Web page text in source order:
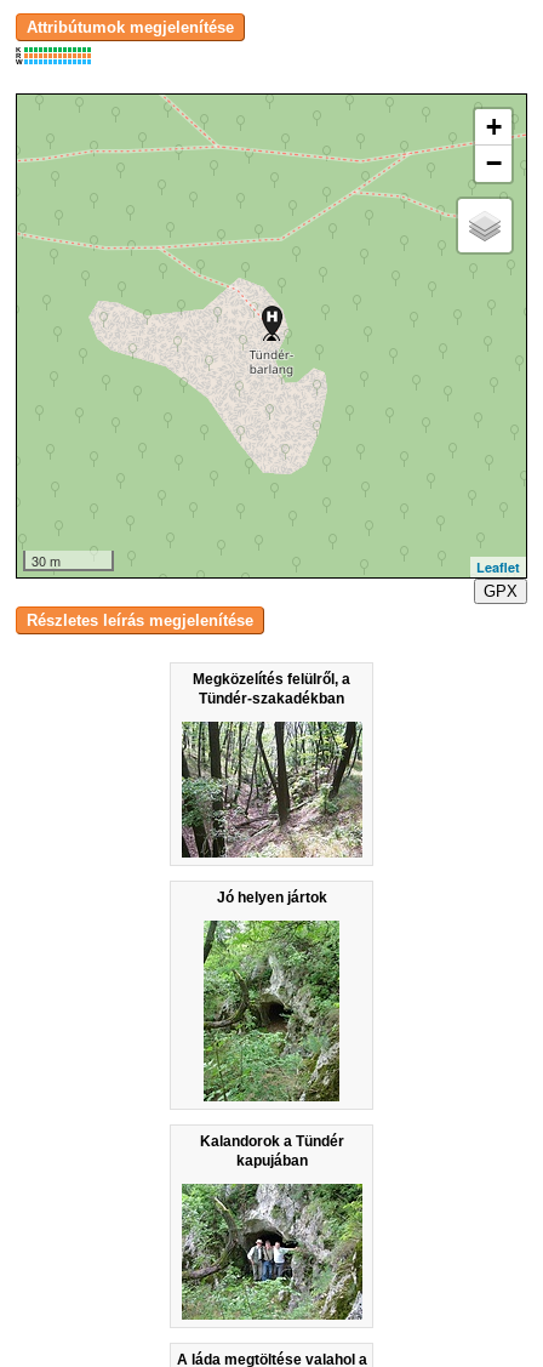
Megközelítés felülről, a
Tündér-szakadékban
Jó helyen jártok
Kalandorok a Tündér
kapujában
A láda megtöltése valahol a
K
R
W
+
−
30 m
Leaflet
GPX